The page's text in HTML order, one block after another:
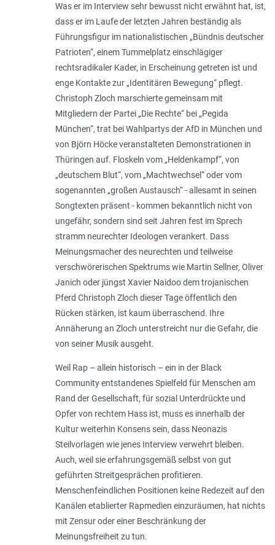
Was er im Interview sehr bewusst nicht erwähnt hat, ist,
dass er im Laufe der letzten Jahren beständig als
Führungsfigur im nationalistischen „Bündnis deutscher
Patrioten“, einem Tummelplatz einschlägiger
rechtsradikaler Kader, in Erscheinung getreten ist und
enge Kontakte zur „Identitären Bewegung“ pflegt.
Christoph Zloch marschierte gemeinsam mit
Mitgliedern der Partei „Die Rechte“ bei „Pegida
München“, trat bei Wahlpartys der AfD in München und
von Björn Höcke veranstalteten Demonstrationen in
Thüringen auf. Floskeln vom „Heldenkampf“, von
„deutschem Blut“, vom „Machtwechsel“ oder vom
sogenannten „großen Austausch“ - allesamt in seinen
Songtexten präsent - kommen bekanntlich nicht von
ungefähr, sondern sind seit Jahren fest im Sprech
stramm neurechter Ideologen verankert. Dass
Meinungsmacher des neurechten und teilweise
verschwörerischen Spektrums wie Martin Sellner, Oliver
Janich oder jüngst Xavier Naidoo dem trojanischen
Pferd Christoph Zloch dieser Tage öffentlich den
Rücken stärken, ist kaum überraschend. Ihre
Annäherung an Zloch unterstreicht nur die Gefahr, die
von seiner Musik ausgeht.
Weil Rap – allein historisch – ein in der Black
Community entstandenes Spielfeld für Menschen am
Rand der Gesellschaft, für sozial Unterdrückte und
Opfer von rechtem Hass ist, muss es innerhalb der
Kultur weiterhin Konsens sein, dass Neonazis
Steilvorlagen wie jenes Interview verwehrt bleiben.
Auch, weil sie erfahrungsgemäß selbst von gut
geführten Streitgesprächen profitieren.
Menschenfeindlichen Positionen keine Redezeit auf den
Kanälen etablierter Rapmedien einzuräumen, hat nichts
mit Zensur oder einer Beschränkung der
Meinungsfreiheit zu tun.